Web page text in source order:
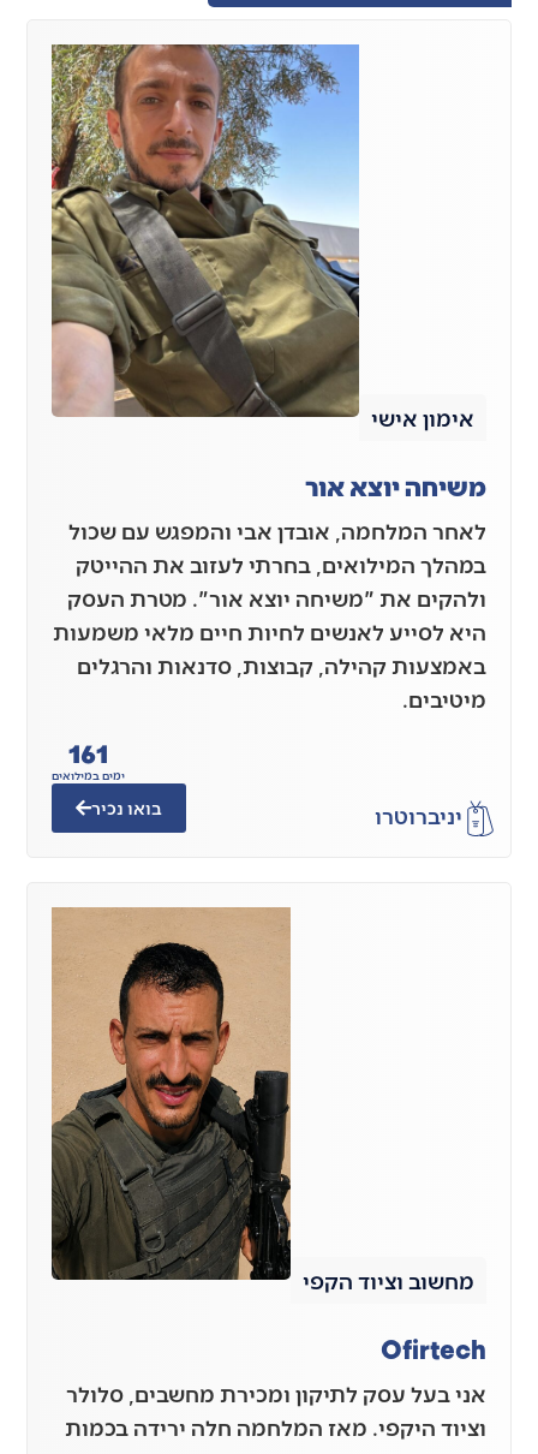
אימון אישי
משיחה יוצא אור
לאחר המלחמה, אובדן אבי והמפגש עם שכול
במהלך המילואים, בחרתי לעזוב את ההייטק
ולהקים את "משיחה יוצא אור". מטרת העסק
היא לסייע לאנשים לחיות חיים מלאי משמעות
באמצעות קהילה, קבוצות, סדנאות והרגלים
מיטיבים.
יניברוטרו
ימים במילואים
161
בואו נכיר
מחשוב וציוד הקפי
Ofirtech
אני בעל עסק לתיקון ומכירת מחשבים, סלולר
וציוד היקפי. מאז המלחמה חלה ירידה בכמות